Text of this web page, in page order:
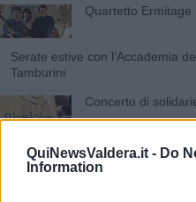
QuiNewsValdera.it - Do
Information
Quartetto Ermitage
Serate estive con l’Accademia
Tamburini
Concerto di